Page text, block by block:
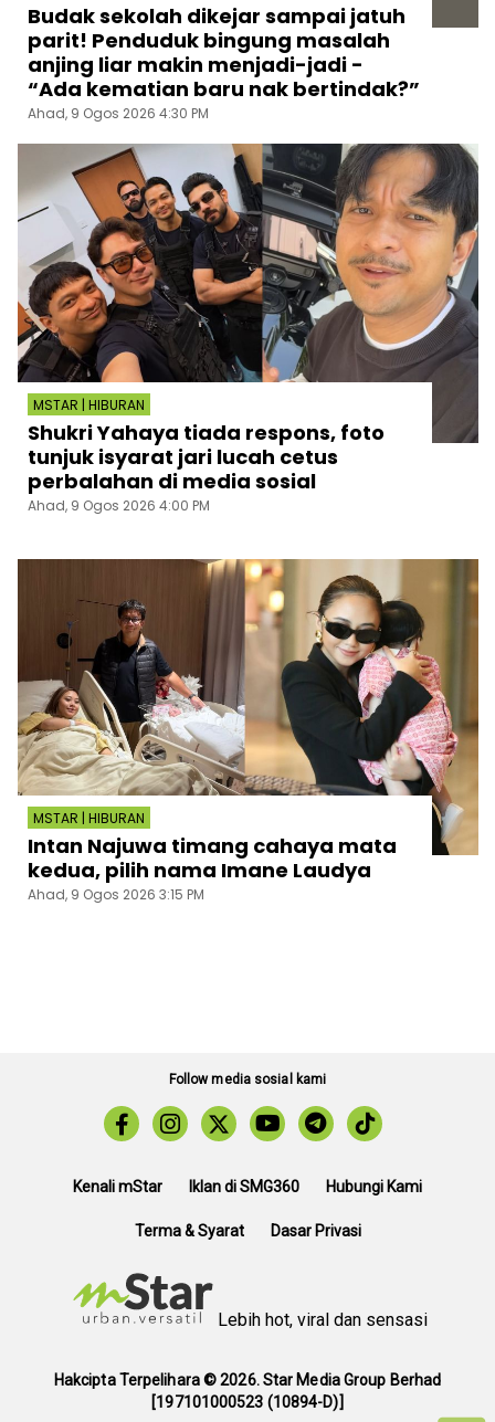
Budak sekolah dikejar sampai jatuh
parit! Penduduk bingung masalah
anjing liar makin menjadi-jadi -
“Ada kematian baru nak bertindak?”
Ahad, 9 Ogos 2026 4:30 PM
MSTAR | HIBURAN
Shukri Yahaya tiada respons, foto
tunjuk isyarat jari lucah cetus
perbalahan di media sosial
Ahad, 9 Ogos 2026 4:00 PM
MSTAR | HIBURAN
Intan Najuwa timang cahaya mata
kedua, pilih nama Imane Laudya
Ahad, 9 Ogos 2026 3:15 PM
Follow media sosial kami
Kenali mStar Iklan di SMG360 Hubungi Kami
Terma & Syarat Dasar Privasi
Lebih hot, viral dan sensasi
Hakcipta Terpelihara ©2026. Star Media Group Berhad
[197101000523 (10894-D)]